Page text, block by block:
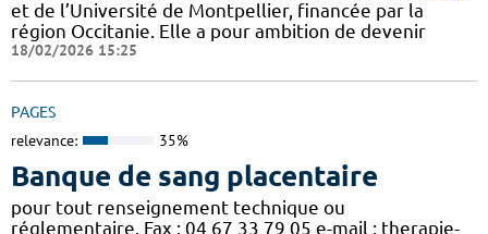
et de l’Université de Montpellier, financée par la
région Occitanie. Elle a pour ambition de devenir
18/02/2026 15:25
PAGES
relevance: 35%
Banque de sang placentaire
pour tout renseignement technique ou
réglementaire. Fax : 04 67 33 79 05 e-mail : therapie-